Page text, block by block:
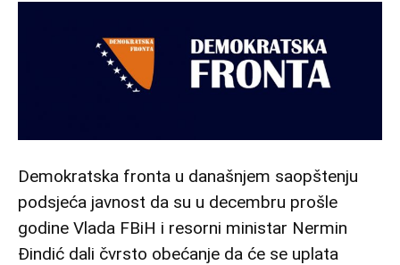
Demokratska fronta u današnjem saopštenju
podsjeća javnost da su u decembru prošle
godine Vlada FBiH i resorni ministar Nermin
Đindić dali čvrsto obećanje da će se uplata